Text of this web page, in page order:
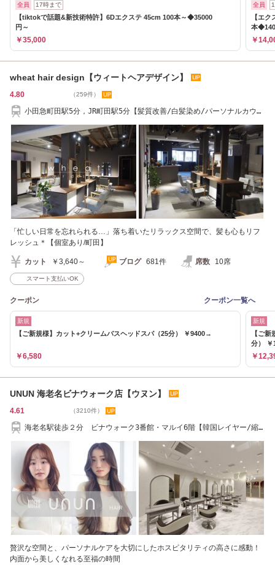
全員 17時まで
【tiktokで話題&新技術特許】6Dエクステ 45cm 100本～◆35000
円～
￥35,000
全員
【エ
本
￥
wheat hair design【ウィートヘアデザイン】
4.80 （259件）
小田急町田駅5分，JR町田駅5分【髪質改善/白髪染め/パーソナルカウン
「忙しい日常を忘れられる…」落ち着いたリラックス空間で、髪も心もリフ
レッシュ＊【個室あり/町田】
カット ￥3,640～ ブログ 681件 席数 10席
スマート支払いOK
クーポン クーポン一覧へ
新規
【ご新規様】カット+クリームバスヘッドスパ（25分） ￥9400→
￥6,580
新規
【ご
分）
￥
UNUN 海老名ビナウォーク店【ウヌン】
4.61 （3210件）
海老名駅徒歩２分 ビナウォーク3番館・マルイ6階【韓国レイヤー/縮
贅沢な空間と、パーソナルケアを大切にしたホスピタリティの高さに感動！
内面から美しくなれる至福の時間